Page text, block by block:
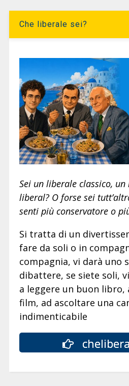
Che liberale sei?
Sei un liberale classico,
liberal? O forse sei
senti più conservatore o
Si tratta di un
fare da soli o in
compagnia, vi darà uno
dibattere, se siete soli,
a leggere un buon libro,
film, ad ascoltare una
indimenticabile